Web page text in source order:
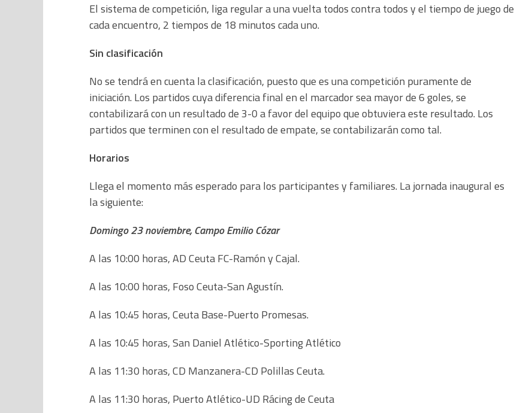
El sistema de competición, liga regular a una vuelta todos contra todos y el tiempo de juego de
cada encuentro, 2 tiempos de 18 minutos cada uno.
Sin clasificación
No se tendrá en cuenta la clasificación, puesto que es una competición puramente de
iniciación. Los partidos cuya diferencia final en el marcador sea mayor de 6 goles, se
contabilizará con un resultado de 3-0 a favor del equipo que obtuviera este resultado. Los
partidos que terminen con el resultado de empate, se contabilizarán como tal.
Horarios
Llega el momento más esperado para los participantes y familiares. La jornada inaugural es
la siguiente:
Domingo 23 noviembre, Campo Emilio Cózar
A las 10:00 horas, AD Ceuta FC-Ramón y Cajal.
A las 10:00 horas, Foso Ceuta-San Agustín.
A las 10:45 horas, Ceuta Base-Puerto Promesas.
A las 10:45 horas, San Daniel Atlético-Sporting Atlético
A las 11:30 horas, CD Manzanera-CD Polillas Ceuta.
A las 11:30 horas, Puerto Atlético-UD Rácing de Ceuta